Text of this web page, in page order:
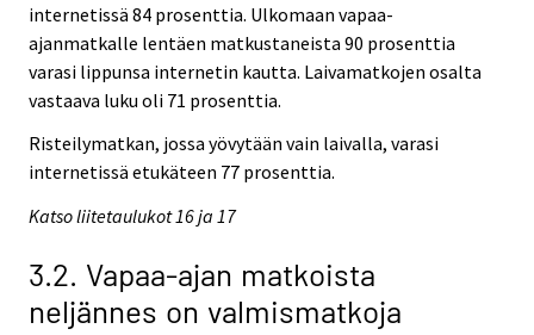
internetissä 84 prosenttia. Ulkomaan vapaa-
ajanmatkalle lentäen matkustaneista 90 prosenttia
varasi lippunsa internetin kautta. Laivamatkojen osalta
vastaava luku oli 71 prosenttia.
Risteilymatkan, jossa yövytään vain laivalla, varasi
internetissä etukäteen 77 prosenttia.
Katso liitetaulukot 16 ja 17
3.2. Vapaa-ajan matkoista
neljännes on valmismatkoja